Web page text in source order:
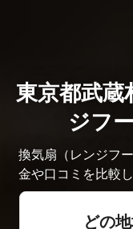
東京都武蔵
ジフ
換気扇（レンジフ
金や口コミを比較
どの